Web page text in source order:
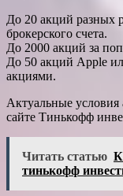
До 20 акций разных
брокерского счета.
До 2000 акций за
До 50 акций Apple
акциями.
Актуальные
сайте Тинькофф
Читать статью
тинькофф